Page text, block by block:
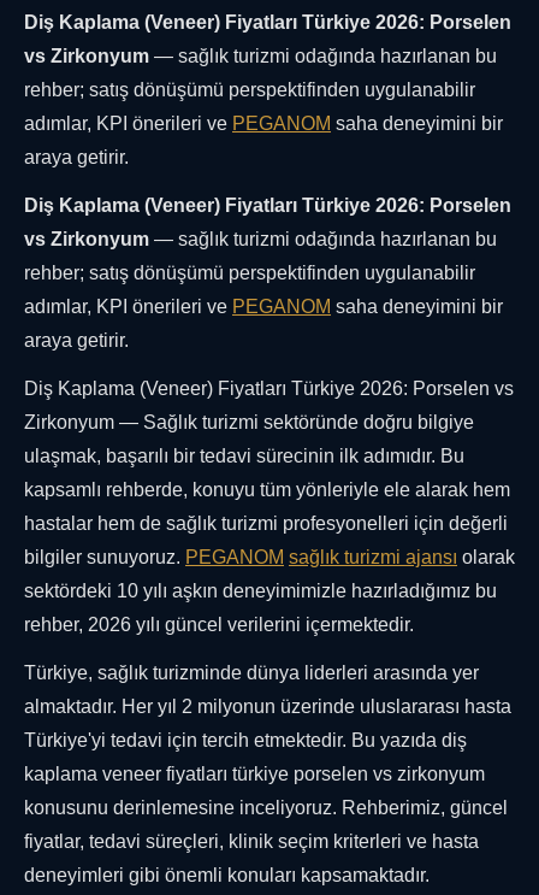
Diş Kaplama (Veneer) Fiyatları Türkiye 2026: Porselen
vs Zirkonyum — sağlık turizmi odağında hazırlanan bu
rehber; satış dönüşümü perspektifinden uygulanabilir
adımlar, KPI önerileri ve PEGANOM saha deneyimini bir
araya getirir.
Diş Kaplama (Veneer) Fiyatları Türkiye 2026: Porselen
vs Zirkonyum — sağlık turizmi odağında hazırlanan bu
rehber; satış dönüşümü perspektifinden uygulanabilir
adımlar, KPI önerileri ve PEGANOM saha deneyimini bir
araya getirir.
Diş Kaplama (Veneer) Fiyatları Türkiye 2026: Porselen vs
Zirkonyum — Sağlık turizmi sektöründe doğru bilgiye
ulaşmak, başarılı bir tedavi sürecinin ilk adımıdır. Bu
kapsamlı rehberde, konuyu tüm yönleriyle ele alarak hem
hastalar hem de sağlık turizmi profesyonelleri için değerli
bilgiler sunuyoruz. PEGANOM sağlık turizmi ajansı olarak
sektördeki 10 yılı aşkın deneyimimizle hazırladığımız bu
rehber, 2026 yılı güncel verilerini içermektedir.
Türkiye, sağlık turizminde dünya liderleri arasında yer
almaktadır. Her yıl 2 milyonun üzerinde uluslararası hasta
Türkiye'yi tedavi için tercih etmektedir. Bu yazıda diş
kaplama veneer fiyatları türkiye porselen vs zirkonyum
konusunu derinlemesine inceliyoruz. Rehberimiz, güncel
fiyatlar, tedavi süreçleri, klinik seçim kriterleri ve hasta
deneyimleri gibi önemli konuları kapsamaktadır.